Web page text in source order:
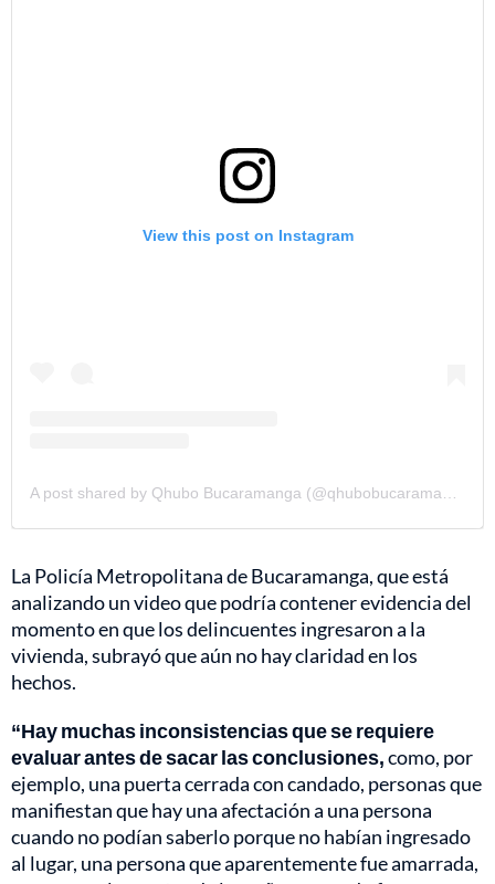
View this post on Instagram
A post shared by Qhubo Bucaramanga (@qhubobucaramanga)
La Policía Metropolitana de Bucaramanga, que está
analizando un video que podría contener evidencia del
momento en que los delincuentes ingresaron a la
vivienda, subrayó que aún no hay claridad en los
hechos.
“Hay muchas inconsistencias que se requiere
evaluar antes de sacar las conclusiones,como, por
ejemplo, una puerta cerrada con candado, personas que
manifiestan que hay una afectación a una persona
cuando no podían saberlo porque no habían ingresado
al lugar, una persona que aparentemente fue amarrada,